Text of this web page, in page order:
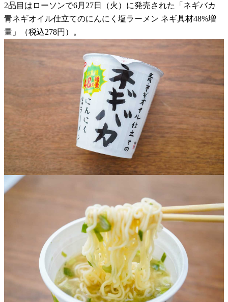
2品目はローソンで6月27日（火）に発売された「ネギバカ
青ネギオイル仕立てのにんにく塩ラーメン ネギ具材48%増
量」（税込278円）。